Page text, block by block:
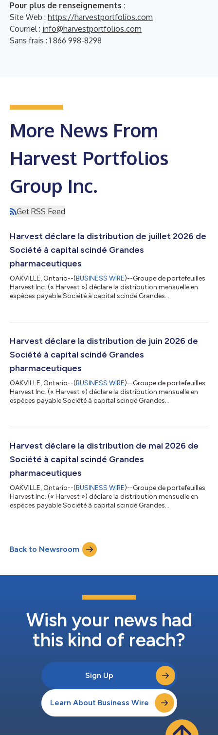
Pour plus de renseignements :
Site Web : https://harvestportfolios.com
Courriel : info@harvestportfolios.com
Sans frais : 1 866 998-8298
More News From
Harvest Portfolios
Group Inc.
Get RSS Feed
Harvest déclare la distribution de juillet 2026 de
Société à capital scindé Grandes
pharmaceutiques
OAKVILLE, Ontario--(BUSINESS WIRE)--Groupe de portefeuilles
Harvest Inc. (« Harvest ») déclare la distribution mensuelle en
espèces payable Société à capital scindé Grandes
distribution est payable le 6 août 2026 aux actionnaires de
plus d'informations : veuillez visiter
Harvest déclare la distribution de juin 2026 de
Société à capital scindé Grandes
pharmaceutiques
OAKVILLE, Ontario--(BUSINESS WIRE)--Groupe de portefeuilles
Harvest Inc. (« Harvest ») déclare la distribution mensuelle en
espèces payable Société à capital scindé Grandes
distribution est payable le 6 juillet 2026 aux actionnaires de
Harvest déclare également la distribution en espèces
Harvest déclare la distribution de mai 2026 de
Société à capital scindé Grandes
pharmaceutiques
OAKVILLE, Ontario--(BUSINESS WIRE)--Groupe de portefeuilles
Harvest Inc. (« Harvest ») déclare la distribution mensuelle en
espèces payable Société à capital scindé Grandes
catégorie A inscrits à la clôture d'activité au 29 mai 2026. Pour
plus d'informations : veuillez visiter
www.harvestportfolios.com, envoyer un courri...
Back to Newsroom
Wish your news had
this kind of reach?
Sign Up
Learn About Business Wire